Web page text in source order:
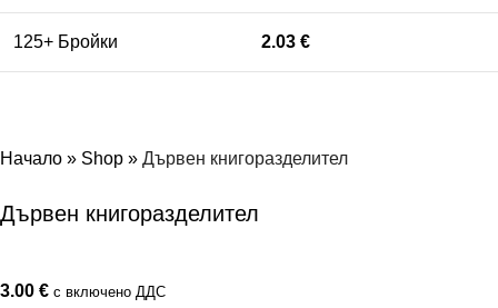
125+ Бройки 2.03 €
Начало » Shop » Дървен книгоразделител
Дървен книгоразделител
3.00 € с включено ДДС